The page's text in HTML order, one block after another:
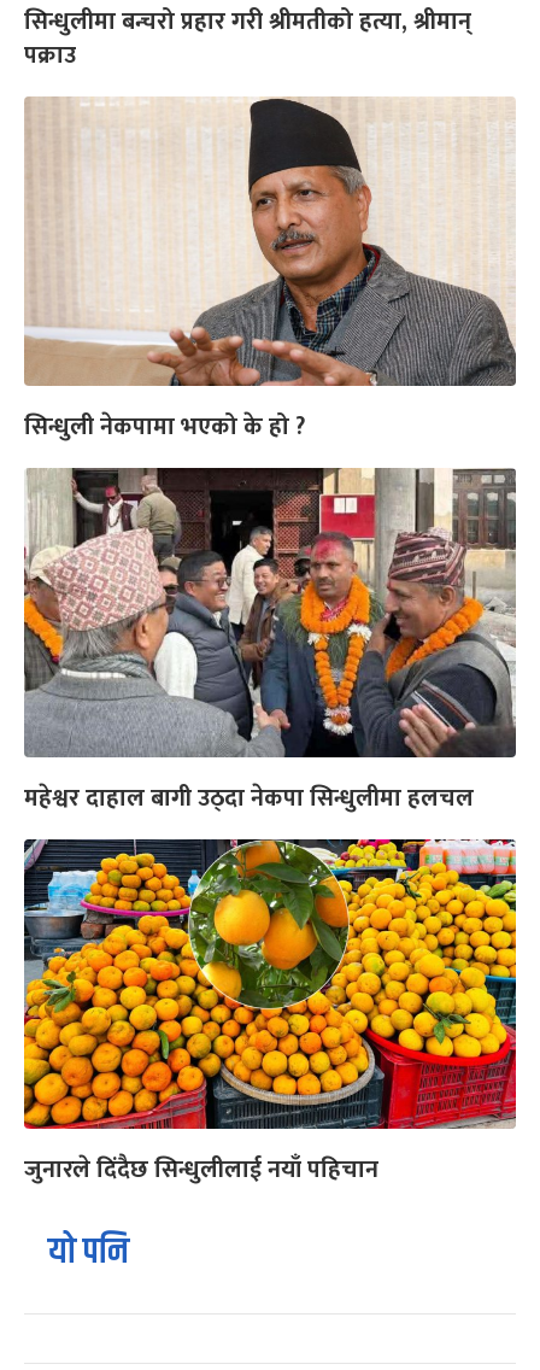
सिन्धुलीमा बन्चरो प्रहार गरी श्रीमतीको हत्या, श्रीमान्
पक्राउ
सिन्धुली नेकपामा भएको के हो ?
महेश्वर दाहाल बागी उठ्दा नेकपा सिन्धुलीमा हलचल
जुनारले दिंदैछ सिन्धुलीलाई नयाँ पहिचान
यो पनि